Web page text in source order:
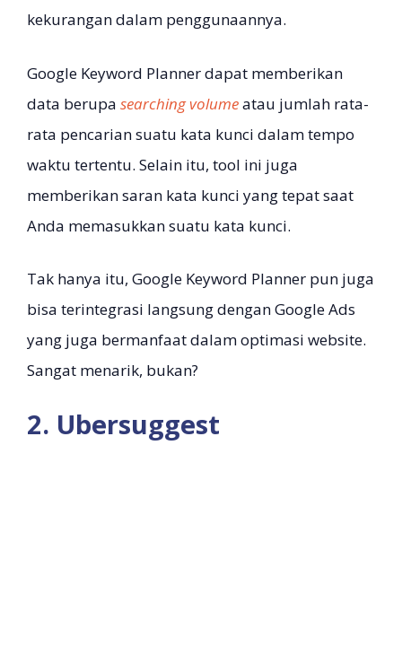
kekurangan dalam penggunaannya.
Google Keyword Planner dapat memberikan
data berupa searching volumeatau jumlah rata-
rata pencarian suatu kata kunci dalam tempo
waktu tertentu. Selain itu, tool ini juga
memberikan saran kata kunci yang tepat saat
Anda memasukkan suatu kata kunci.
Tak hanya itu, Google Keyword Planner pun juga
bisa terintegrasi langsung dengan Google Ads
yang juga bermanfaat dalam optimasi website.
Sangat menarik, bukan?
2. Ubersuggest